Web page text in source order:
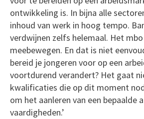
ontwikkeling is. In bijna alle
inhoud van werk in hoog tempo.
verdwijnen zelfs helemaal. Het
meebewegen. En dat is niet
bereid je jongeren voor op een
voortdurend verandert? Het gaat
kwalificaties die op dit moment
om het aanleren van een bepaalde
vaardigheden.’